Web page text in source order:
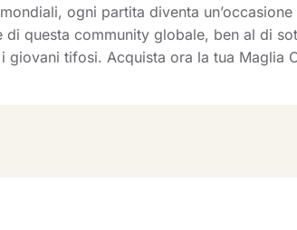
ogni partita diventa
questa community globale, ben al di
tifosi. Acquista ora la tua Maglia